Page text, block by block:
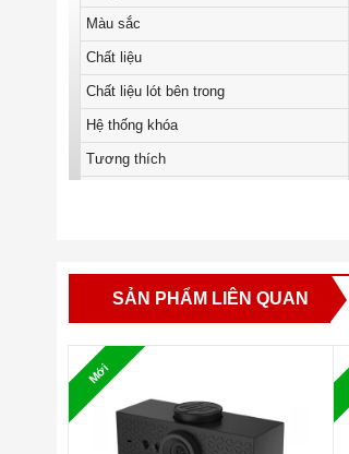
Màu sắc
Chất liệu
Chất liệu lót bên trong
Hệ thống khóa
Tương thích
SẢN PHẨM LIÊN QUAN
Mới